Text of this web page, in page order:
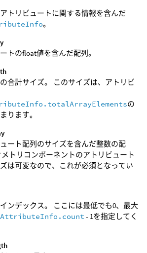
トリビュートに関する情報を含んだ
。
トのfloat値を含んだ配列。
合計サイズ。 このサイズは、アトリビ
の
ります。
ート配列のサイズを含んだ整数の配
トリコンポーネントのアトリビュート
は可変なので、これが必須となってい
ンデックス。 ここには最低でも0、最大
- 1を指定してく